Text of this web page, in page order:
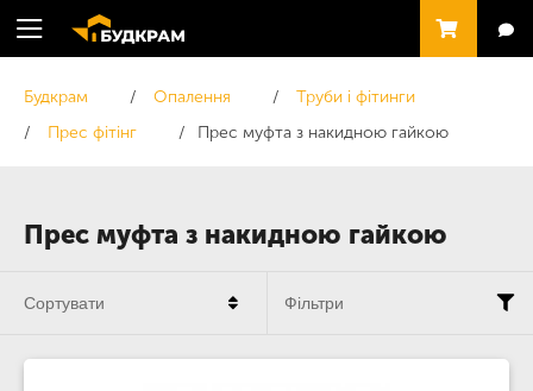
Прес муфта з накидною гайкою
Будкрам Опалення
Труби і фітинги
Прес фітінг
Прес муфта з накидною гайкою
Сортувати Фільтри